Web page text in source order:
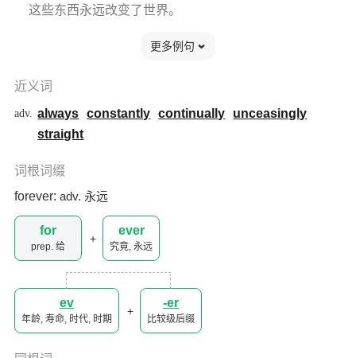
这些东西永远改变了世界。
更多例句
近义词
adv. always constantly continually
unceasingly
straight
词根词缀
forever: adv. 永远
for
prep. 给
ever
究竟, 永远
ev
年龄, 寿命, 时代, 时期
-er
比较级后缀